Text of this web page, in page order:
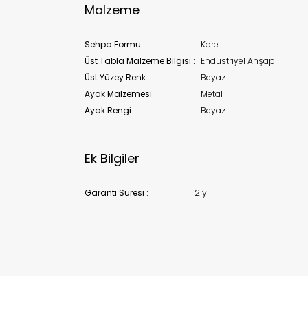
Malzeme
Sehpa Formu :
Kare
Üst Tabla Malzeme Bilgisi : Endüstriyel Ahşap
Üst Yüzey Renk :
Beyaz
Ayak Malzemesi :
Metal
Ayak Rengi :
Beyaz
Ek Bilgiler
Garanti Süresi : 2 yıl